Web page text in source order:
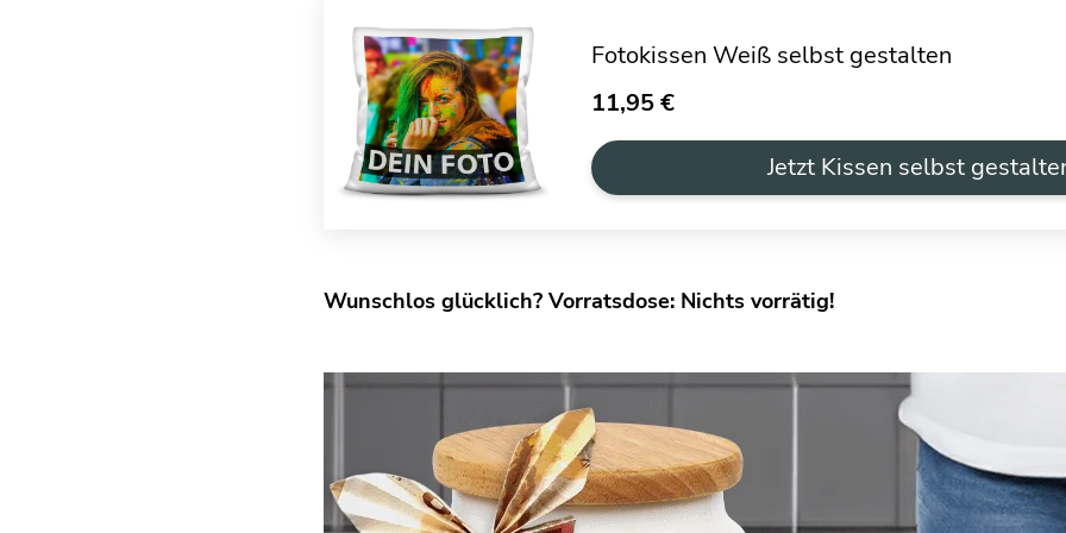
Fotokissen Weiß selbst gestalten
11,95 €
Jetzt Kissen selbst
Wunschlos glücklich? Vorratsdose: Nichts vorrätig!